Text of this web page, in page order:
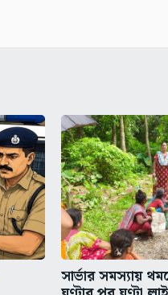
সার্ভার সমস্যায়